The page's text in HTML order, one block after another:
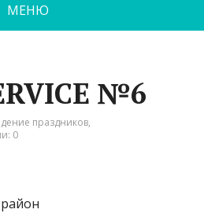
МЕНЮ
№6
праздников,
0